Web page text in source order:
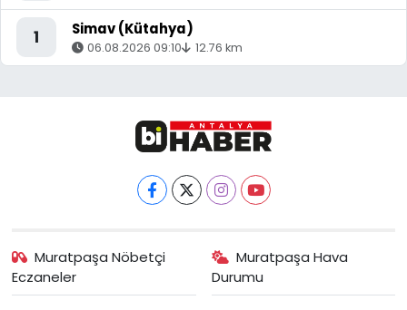
1 Simav (Kütahya)
06.08.2026 09:10 12.76 km
Muratpaşa Nöbetçi
Eczaneler
Muratpaşa Hava
Durumu